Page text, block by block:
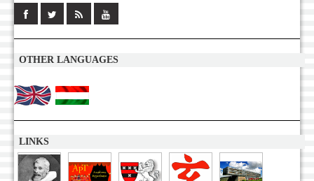
OTHER LANGUAGES
LINKS